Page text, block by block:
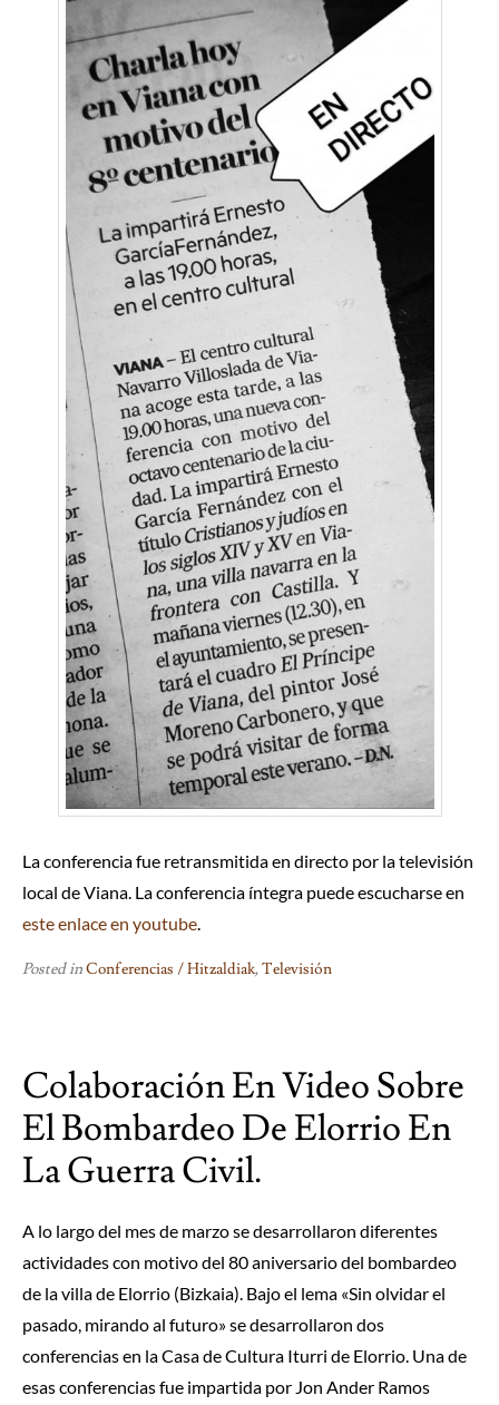
La conferencia fue retransmitida en directo por la televisión
local de Viana. La conferencia íntegra puede escucharse en
este enlace en youtube.
Posted inConferencias / Hitzaldiak,Televisión
Colaboración En Video Sobre
El Bombardeo De Elorrio En
La Guerra Civil.
A lo largo del mes de marzo se desarrollaron diferentes
actividades con motivo del 80 aniversario del bombardeo
de la villa de Elorrio (Bizkaia). Bajo el lema «Sin olvidar el
pasado, mirando al futuro» se desarrollaron dos
conferencias en la Casa de Cultura Iturri de Elorrio. Una de
esas conferencias fue impartida por Jon Ander Ramos